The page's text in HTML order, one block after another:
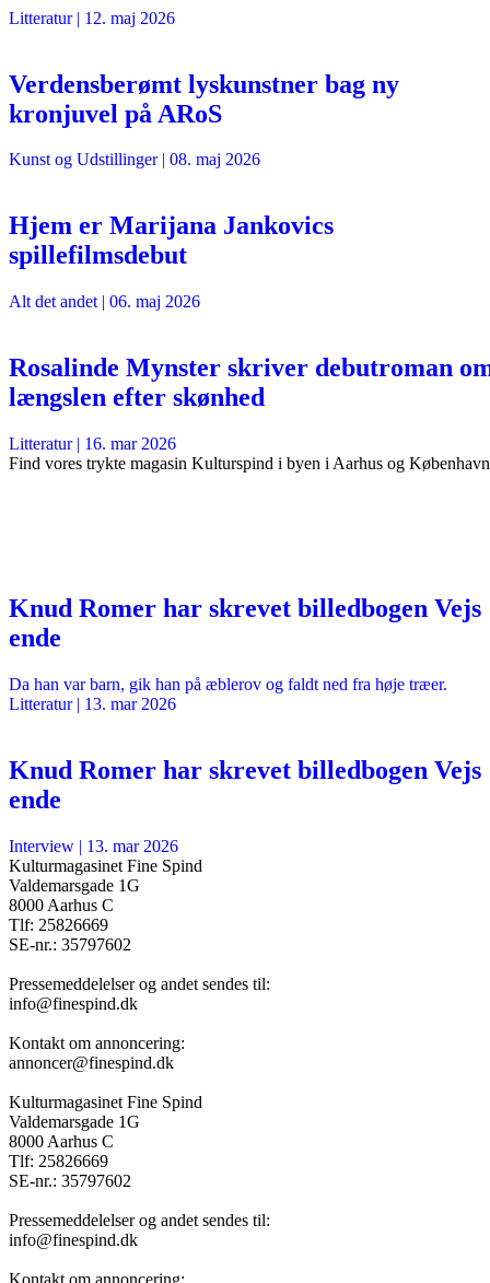
Litteratur| 12. maj 2026
Verdensberømt lyskunstner bag ny
kronjuvel på ARoS
Kunst og Udstillinger| 08. maj 2026
Hjem er Marijana Jankovics
spillefilmsdebut
Alt det andet | 06. maj 2026
Rosalinde Mynster skriver debutroman
længslen efter skønhed
Litteratur| 16. mar 2026
Find vores trykte magasin Kulturspind i byen i Aarhus og København
Knud Romer har skrevet billedbogen Vejs
ende
Da han var barn, gik han på æblerov og faldt ned fra høje træer.
Litteratur| 13. mar 2026
Knud Romer har skrevet billedbogen Vejs
ende
Interview | 13. mar 2026
Kulturmagasinet Fine Spind
Valdemarsgade 1G
8000 Aarhus C
Tlf: 25826669
SE-nr.: 35797602
Pressemeddelelser og andet sendes til:
info@finespind.dk
Kontakt om annoncering:
annoncer@finespind.dk
Kulturmagasinet Fine Spind
Valdemarsgade 1G
8000 Aarhus C
Tlf: 25826669
SE-nr.: 35797602
Pressemeddelelser og andet sendes til:
info@finespind.dk
Kontakt om annoncering: